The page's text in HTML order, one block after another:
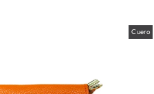
Cuero